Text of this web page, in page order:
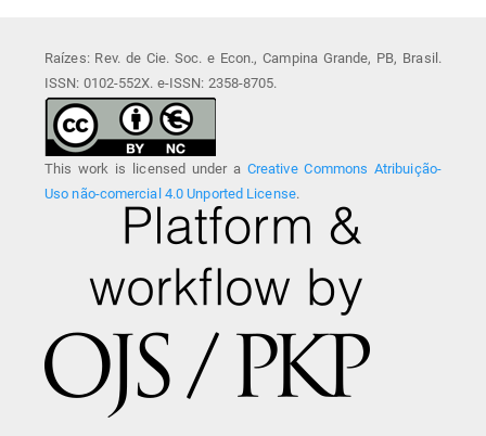
Raízes: Rev. de Cie. Soc. e Econ., Campina Grande, PB, Brasil.
ISSN: 0102-552X. e-ISSN: 2358-8705.
This work is licensed under a Creative Commons Atribuição-
Uso não-comercial 4.0 Unported License.